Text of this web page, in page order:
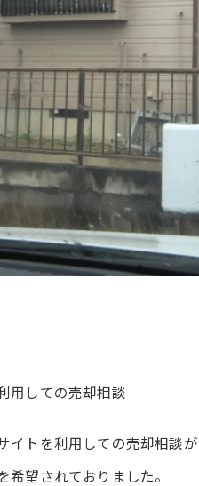
用しての売却相談
トを利用しての売却相談が
望されておりました。